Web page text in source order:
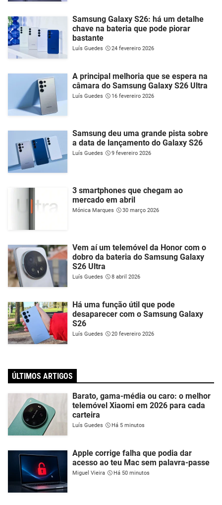
Samsung Galaxy S26: há um detalhe
chave na bateria que pode piorar
bastante
Luís Guedes 24 fevereiro 2026
A principal melhoria que se espera na
câmara do Samsung Galaxy S26 Ultra
Luís Guedes 16 fevereiro 2026
Samsung deu uma grande pista sobre
a data de lançamento do Galaxy S26
Luís Guedes 9 fevereiro 2026
3 smartphones que chegam ao
mercado em abril
Mónica Marques 30 março 2026
Vem aí um telemóvel da Honor com o
dobro da bateria do Samsung Galaxy
S26 Ultra
Luís Guedes 8 abril 2026
Há uma função útil que pode
desaparecer com o Samsung Galaxy
S26
Luís Guedes 20 fevereiro 2026
ÚLTIMOS ARTIGOS
Barato, gama-média ou caro: o melhor
telemóvel Xiaomi em 2026 para cada
carteira
Luís Guedes Há 5 minutos
Apple corrige falha que podia dar
acesso ao teu Mac sem palavra-passe
Miguel Vieira Há 50 minutos